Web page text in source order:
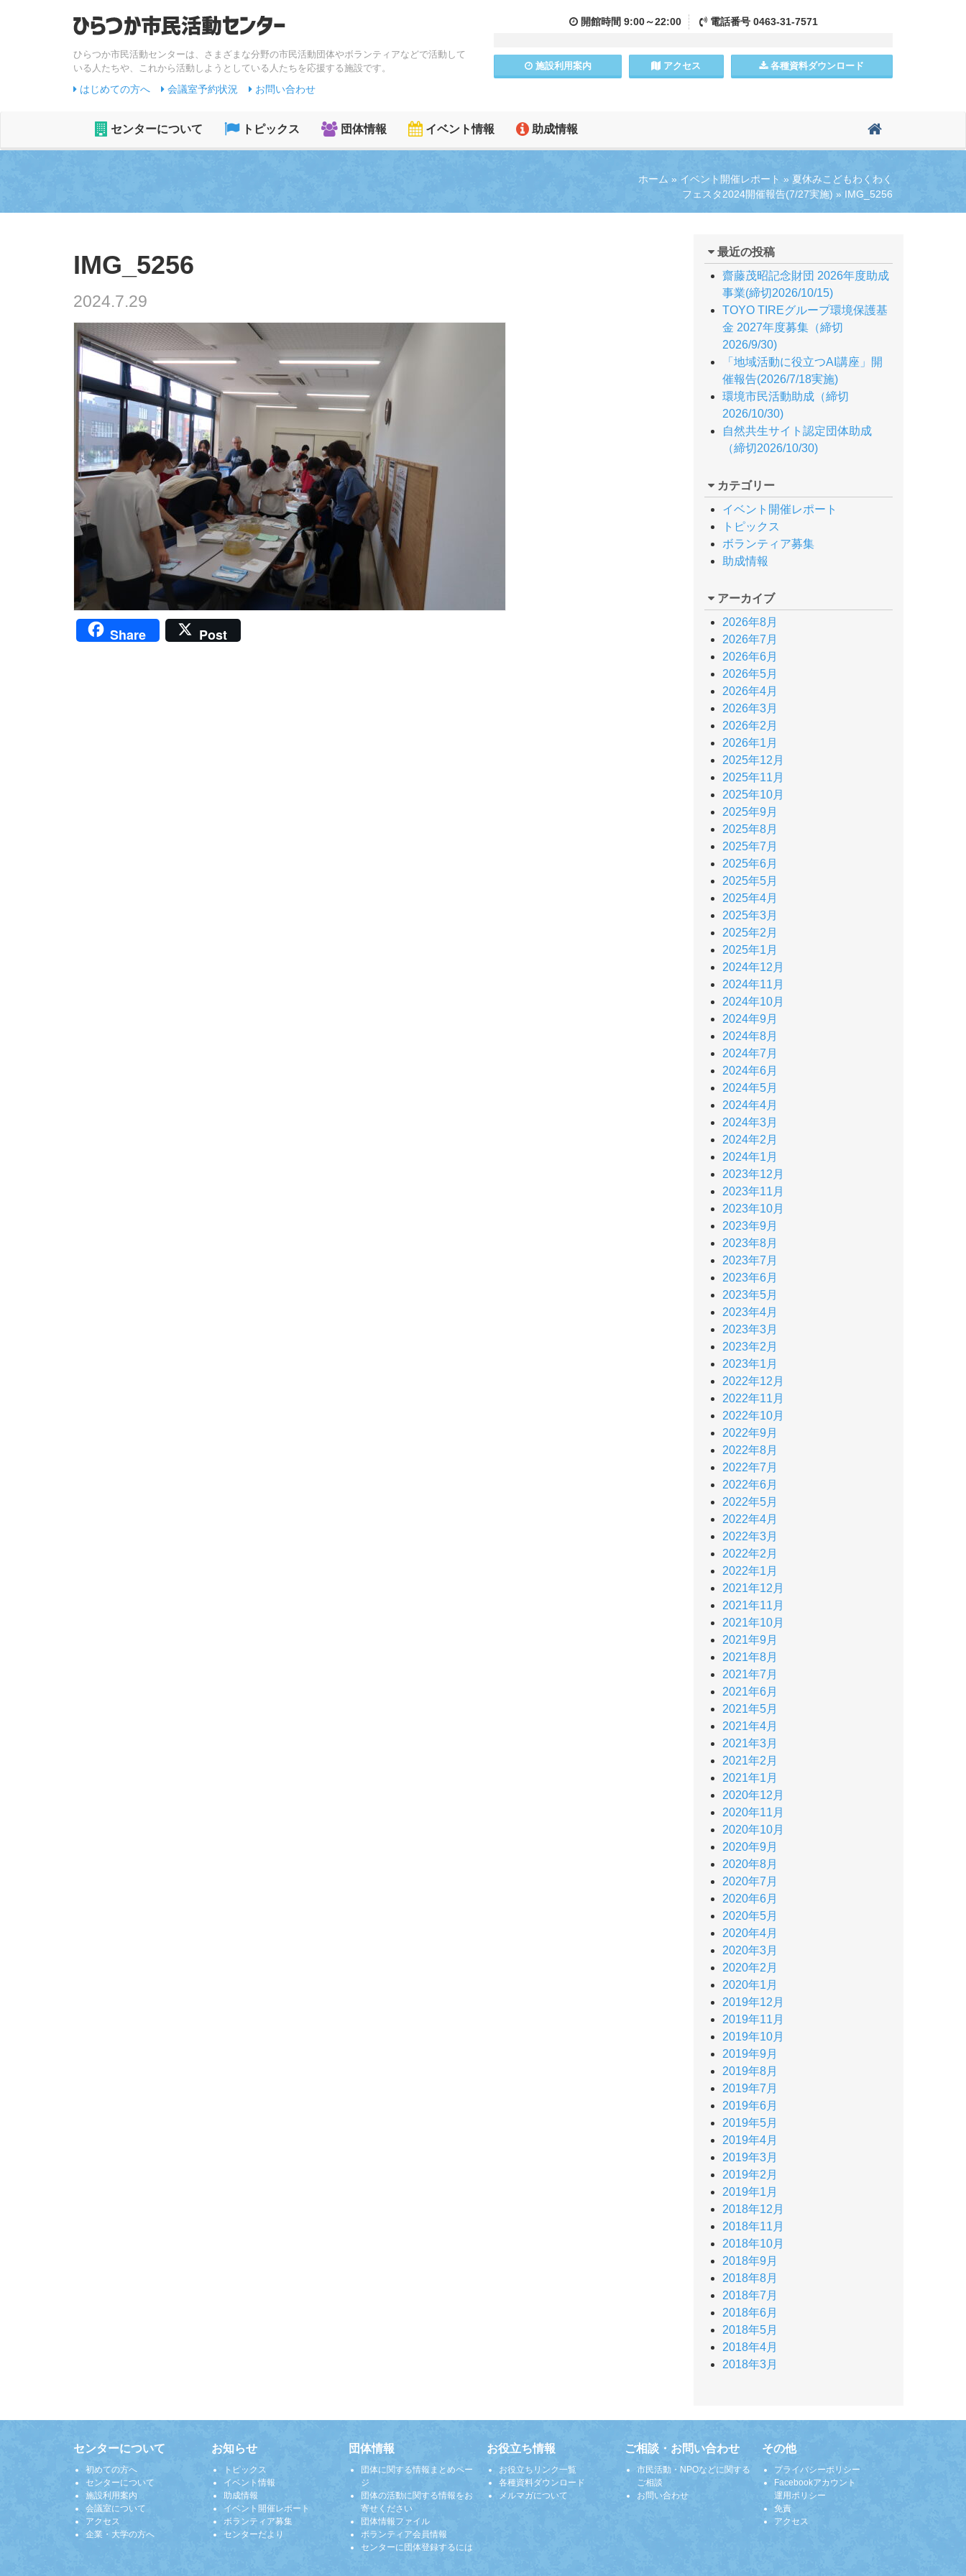
ひらつか市民活動センターは、さまざまな分野の市民活動団体やボランティアなどで活動して
いる人たちや、これから活動しようとしている人たちを応援する施設です。
はじめての方へ 会議室予約状況 お問い合わせ
開館時間 9:00～22:00 電話番号0463-31-7571
施設利用案内 アクセス 各種資料ダウンロード
センターについて トピックス 団体情報 イベント情報 助成情報
ホーム » イベント開催レポート » 夏休みこどもわくわく
フェスタ2024開催報告(7/27実施) » IMG_5256
IMG_5256
2024.7.29
Share Post
最近の投稿
齋藤茂昭記念財団 2026年度助成
事業(締切2026/10/15)
TOYO TIREグループ環境保護基
金 2027年度募集（締切
2026/9/30)
「地域活動に役立つAI講座」開
催報告(2026/7/18実施)
環境市民活動助成（締切
2026/10/30)
自然共生サイト認定団体助成
（締切2026/10/30)
カテゴリー
イベント開催レポート
トピックス
ボランティア募集
助成情報
アーカイブ
2026年8月
2026年7月
2026年6月
2026年5月
2026年4月
2026年3月
2026年2月
2026年1月
2025年12月
2025年11月
2025年10月
2025年9月
2025年8月
2025年7月
2025年6月
2025年5月
2025年4月
2025年3月
2025年2月
2025年1月
2024年12月
2024年11月
2024年10月
2024年9月
2024年8月
2024年7月
2024年6月
2024年5月
2024年4月
2024年3月
2024年2月
2024年1月
2023年12月
2023年11月
2023年10月
2023年9月
2023年8月
2023年7月
2023年6月
2023年5月
2023年4月
2023年3月
2023年2月
2023年1月
2022年12月
2022年11月
2022年10月
2022年9月
2022年8月
2022年7月
2022年6月
2022年5月
2022年4月
2022年3月
2022年2月
2022年1月
2021年12月
2021年11月
2021年10月
2021年9月
2021年8月
2021年7月
2021年6月
2021年5月
2021年4月
2021年3月
2021年2月
2021年1月
2020年12月
2020年11月
2020年10月
2020年9月
2020年8月
2020年7月
2020年6月
2020年5月
2020年4月
2020年3月
2020年2月
2020年1月
2019年12月
2019年11月
2019年10月
2019年9月
2019年8月
2019年7月
2019年6月
2019年5月
2019年4月
2019年3月
2019年2月
2019年1月
2018年12月
2018年11月
2018年10月
2018年9月
2018年8月
2018年7月
2018年6月
2018年5月
2018年4月
2018年3月
センターについて
初めての方へ
センターについて
施設利用案内
会議室について
アクセス
企業・大学の方へ
お知らせ
トピックス
イベント情報
助成情報
イベント開催レポート
ボランティア募集
センターだより
団体情報
団体に関する情報まとめペー
ジ
団体の活動に関する情報をお
寄せください
団体情報ファイル
ボランティア会員情報
センターに団体登録するには
お役立ち情報
お役立ちリンク一覧
各種資料ダウンロード
メルマガについて
ご相談・お問い合わせ
市民活動・NPOなどに関する
ご相談
お問い合わせ
その他
プライバシーポリシー
Facebookアカウント
運用ポリシー
免責
アクセス